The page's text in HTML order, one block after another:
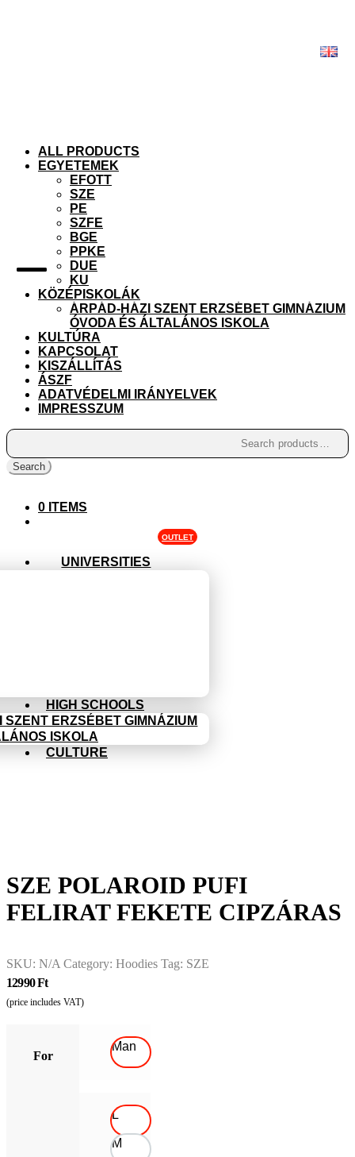
ALL PRODUCTS
EGYETEMEK
EFOTT
SZE
PE
SZFE
BGE
PPKE
DUE
KU
KÖZÉPISKOLÁK
ÁRPÁD-HÁZI SZENT ERZSÉBET GIMNÁZIUM
ÓVODA ÉS ÁLTALÁNOS ISKOLA
KULTÚRA
KAPCSOLAT
KISZÁLLÍTÁS
ÁSZF
ADATVÉDELMI IRÁNYELVEK
IMPRESSZUM
Search
for:
Search
0 ITEMS
OUTLET
UNIVERSITIES
HIGH SCHOOLS
ERZSÉBET GIMNÁZIUM
ISKOLA
CULTURE
SZE POLAROID PUFI
FELIRAT FEKETE CIPZÁRAS
SKU: N/A Category: Hoodies Tag: SZE
12990Ft
(price includes VAT)
For
Man
L
M